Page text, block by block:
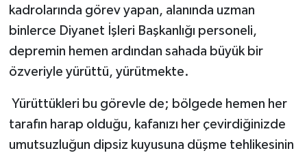
kadrolarında görev yapan, alanında uzman
binlerce Diyanet İşleri Başkanlığı personeli,
depremin hemen ardından sahada büyük bir
özveriyle yürüttü, yürütmekte.
Yürüttükleri bu görevle de; bölgede hemen her
tarafın harap olduğu, kafanızı her çevirdiğinizde
umutsuzluğun dipsiz kuyusuna düşme tehlikesinin
Konya Müftülüğü
Malatya Müftülüğü
Manisa Müftülüğü